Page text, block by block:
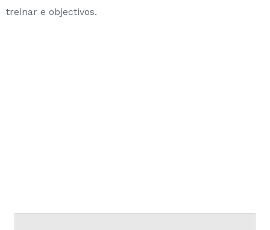
treinar e objectivos.